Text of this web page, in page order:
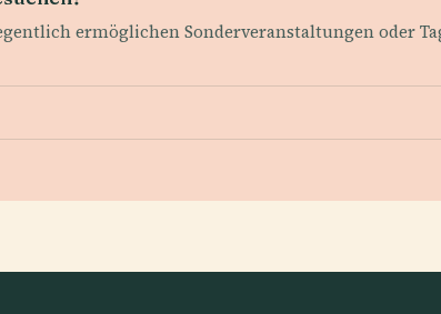
ermöglichen Sonderveranstaltungen oder